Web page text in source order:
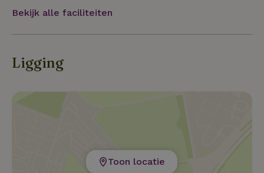
Bekijk alle faciliteiten
Ligging
Toon locatie